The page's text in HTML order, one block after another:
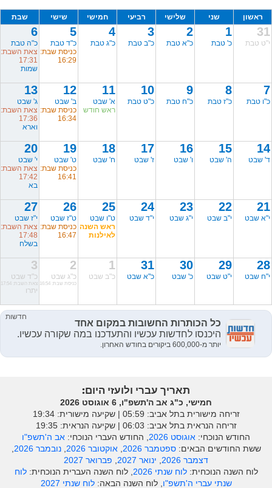
ראשון שני שלישי רביעי חמישי שישי שבת
31
י"ט טבת
1
כ' טבת
2
כ"א טבת
3
כ"ב טבת
4
כ"ג טבת
5
כ"ד טבת
כניסת שבת:
16:29
6
כ"ה טבת
צאת השבת:
17:31
שמות
7
כ"ו טבת
8
כ"ז טבת
9
כ"ח טבת
10
כ"ט טבת
11
א' שבט
ראש חודש
12
ב' שבט
כניסת שבת:
16:34
13
ג' שבט
צאת השבת:
17:36
וארא
14
ד' שבט
15
ה' שבט
16
ו' שבט
17
ז' שבט
18
ח' שבט
19
ט' שבט
כניסת שבת:
16:41
20
י' שבט
צאת השבת:
17:42
בא
21
י"א שבט
22
י"ב שבט
23
י"ג שבט
24
י"ד שבט
25
ט"ו שבט
ראש השנה
לאילנות
26
ט"ז שבט
כניסת שבת:
16:47
27
י"ז שבט
צאת השבת:
17:48
בשלח
28
י"ח שבט
29
י"ט שבט
30
כ' שבט
31
כ"א שבט
1
כ"ב שבט
2
כ"ג שבט
כניסת שבת: 16:54
3
כ"ד שבט
צאת השבת: 17:54
יתרו
תאריך עברי ולועזי היום:
חמישי, כ"ג אב ה'תשפ"ו, 6 אוגוסט 2026
זריחה מישורית בתל אביב: ‎05:59 | שקיעה מישורית: 19:34
זריחה הנראית בתל אביב: ‎06:03 | שקיעה הנראית: 19:35
החודש הנוכחי: אוגוסט 2026 , החודש העברי הנוכחי: אב ה'תשפ"ו
ששת החודשים הבאים:ספטמבר 2026 ,אוקטובר 2026 ,נובמבר 2026
,
דצמבר 2026
, ינואר 2027 , פברואר 2027
לוח השנה הנוכחית:לוח שנתי 2026 , לוח השנה העברית הנוכחית:לוח
שנתי עברי ה'תשפ"ו, לוח השנה הבאה:לוח שנתי 2027